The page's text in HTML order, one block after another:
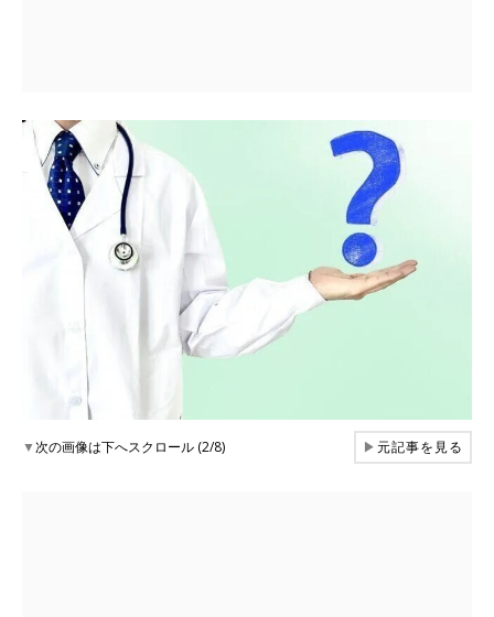
▼次の画像は下へスクロール (2/8) ▶元記事を見る